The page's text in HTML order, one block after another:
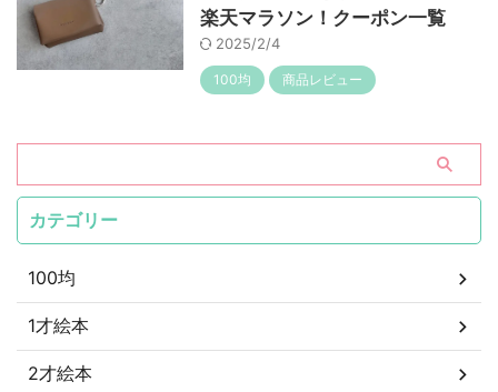
楽天マラソン！クーポン一覧
2025/2/4
100均 商品レビュー
カテゴリー
100均
1才絵本
2才絵本